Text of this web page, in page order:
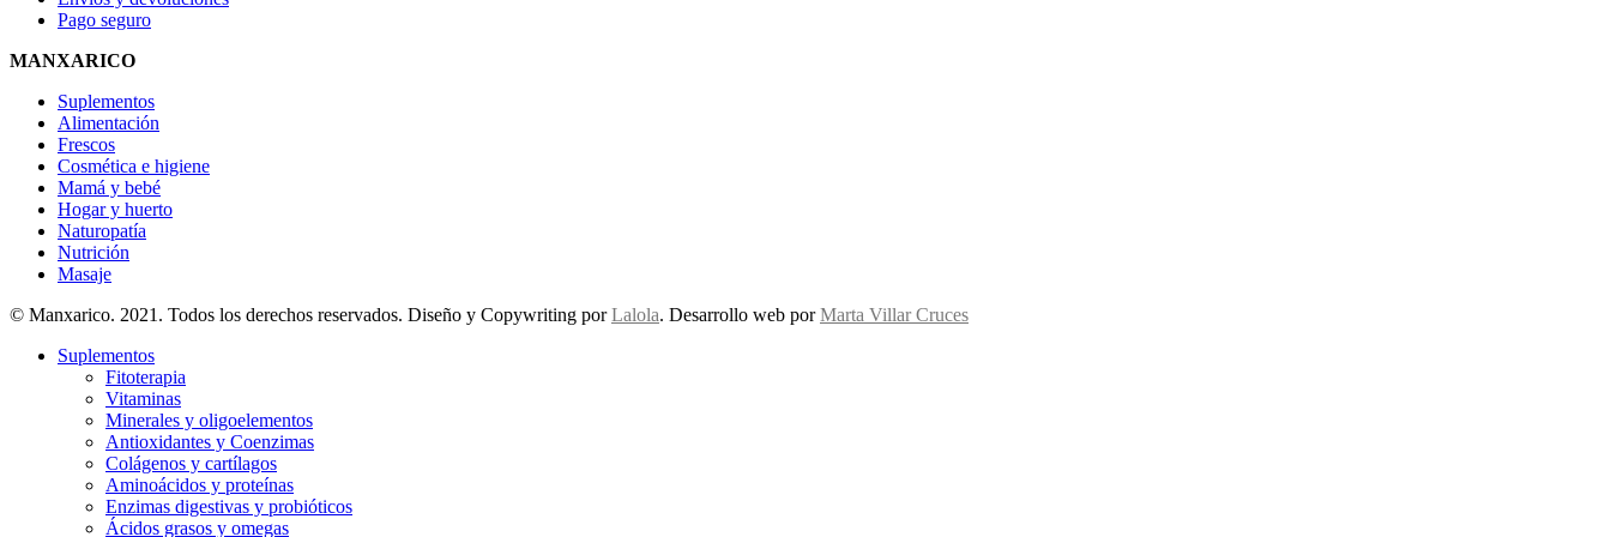
Pago seguro
MANXARICO
Suplementos
Alimentación
Frescos
Cosmética e higiene
Mamá y bebé
Hogar y huerto
Naturopatía
Nutrición
Masaje
© Manxarico. 2021. Todos los derechos reservados. Diseño y Copywriting porLalola. Desarrollo web porMarta Villar Cruces
Suplementos
Fitoterapia
Vitaminas
Minerales y oligoelementos
Antioxidantes y Coenzimas
Colágenos y cartílagos
Aminoácidos y proteínas
Enzimas digestivas y probióticos
Ácidos grasos y omegas